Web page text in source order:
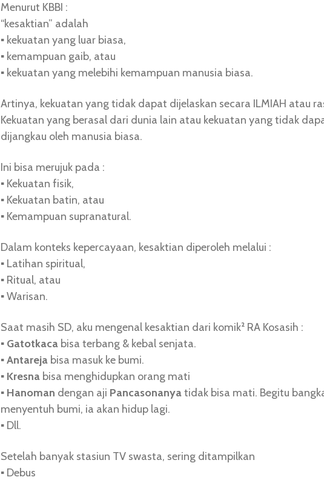
Menurut KBBI :
“kesaktian” adalah
▪︎ kekuatan yang luar biasa,
▪︎ kemampuan gaib, atau
▪︎ kekuatan yang melebihi kemampuan manusia biasa.
Artinya, kekuatan yang tidak dapat dijelaskan secara ILMIAH atau
Kekuatan yang berasal dari dunia lain atau kekuatan yang tidak
dijangkau oleh manusia biasa.
Ini bisa merujuk pada :
▪︎ Kekuatan fisik,
▪︎ Kekuatan batin, atau
▪︎ Kemampuan supranatural.
Dalam konteks kepercayaan, kesaktian diperoleh melalui :
▪︎ Latihan spiritual,
▪︎ Ritual, atau
▪︎ Warisan.
Saat masih SD, aku mengenal kesaktian dari komik² RA Kosasih :
▪︎ Gatotkaca bisa terbang & kebal senjata.
▪︎Antareja bisa masuk ke bumi.
▪︎ Kresna bisa menghidupkan orang mati
▪︎ Hanoman dengan aji Pancasonanyatidak bisa mati. Begitu
menyentuh bumi, ia akan hidup lagi.
▪︎ Dll.
Setelah banyak stasiun TV swasta, sering ditampilkan
▪︎ Debus